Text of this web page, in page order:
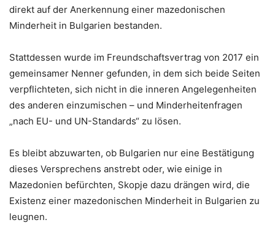
direkt auf der Anerkennung einer mazedonischen
Minderheit in Bulgarien bestanden.
Stattdessen wurde im Freundschaftsvertrag von 2017 ein
gemeinsamer Nenner gefunden, in dem sich beide Seiten
verpflichteten, sich nicht in die inneren Angelegenheiten
des anderen einzumischen – und Minderheitenfragen
„nach EU- und UN-Standards“ zu lösen.
Es bleibt abzuwarten, ob Bulgarien nur eine Bestätigung
dieses Versprechens anstrebt oder, wie einige in
Mazedonien befürchten, Skopje dazu drängen wird, die
Existenz einer mazedonischen Minderheit in Bulgarien zu
leugnen.